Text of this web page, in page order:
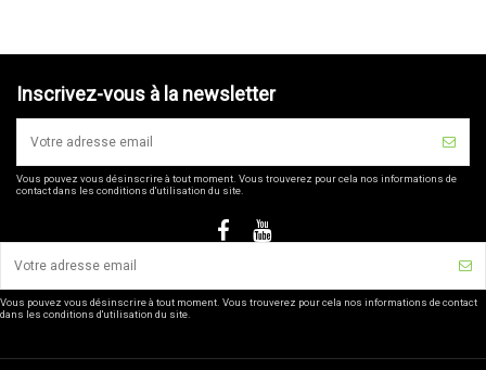
Inscrivez-vous à la newsletter
Vous pouvez vous désinscrire à tout moment. Vous trouverez pour cela nos informations de
contact dans les conditions d'utilisation du site.
Vous pouvez vous désinscrire à tout moment. Vous trouverez pour cela nos informations de contact
dans les conditions d'utilisation du site.